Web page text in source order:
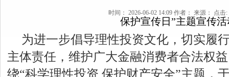
保护宣传日”主题宣传
时间： 2026-06-02 14:09 作者： 来源： 点击:
为进一步倡导理性投资文化，切实履
主体责任，维护广大金融消费者合法权
绕“科学理性投资 保护财产安全”主题，